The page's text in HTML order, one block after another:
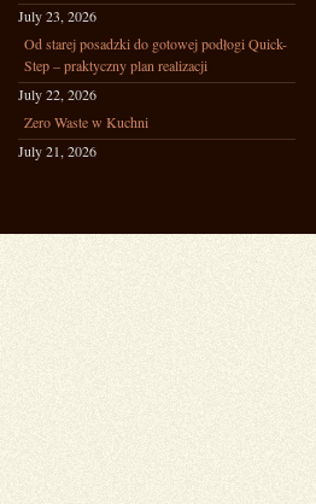
July 23, 2026
Od starej posadzki do gotowej podłogi Quick-
Step – praktyczny plan realizacji
July 22, 2026
Zero Waste w Kuchni
July 21, 2026